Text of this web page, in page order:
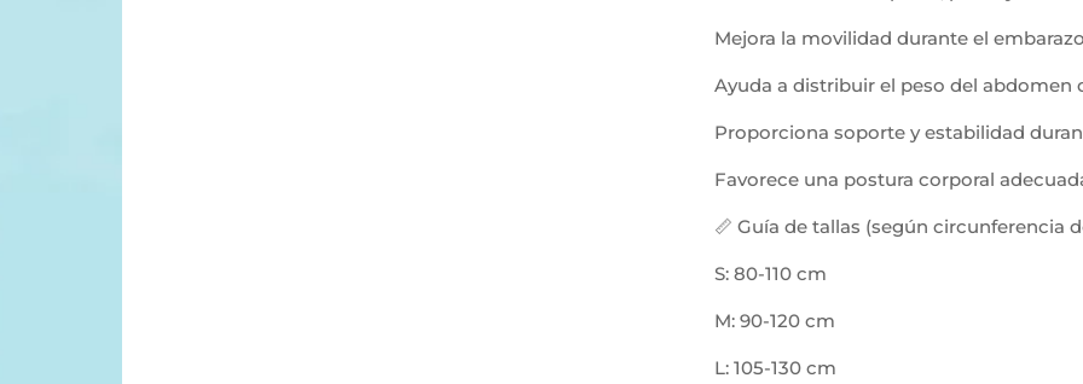
Mejora la movilidad durante el
Ayuda a distribuir el peso del abdomen
Proporciona soporte y estabilidad
Favorece una postura corporal
📏 Guía de tallas (según circunferencia
S: 80-110 cm
M: 90-120 cm
L: 105-130 cm